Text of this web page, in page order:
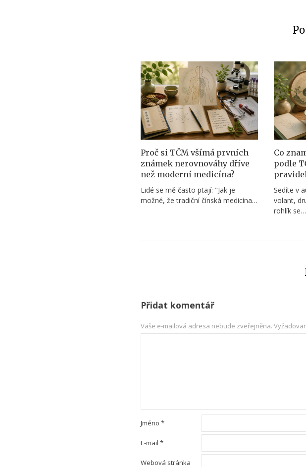
Proč si TČM všímá prvních
známek nerovnováhy dříve
než moderní medicína?
Lidé se mě často ptají: "Jak je
možné, že tradiční čínská medicína…
Co
podle
Sedíte v
volant,
rohlík se…
Přidat komentář
Vaše e-mailová adresa nebude zveřejněna.
Jméno *
E-mail *
Webová stránka